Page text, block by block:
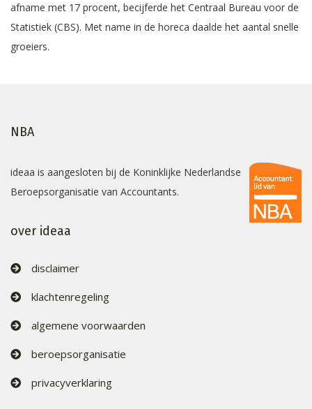
afname met 17 procent, becijferde het Centraal Bureau voor de
Statistiek (CBS). Met name in de horeca daalde het aantal snelle
groeiers.
NBA
ideaa is aangesloten bij de Koninklijke Nederlandse
Beroepsorganisatie van Accountants.
over ideaa
disclaimer
klachtenregeling
algemene voorwaarden
beroepsorganisatie
privacyverklaring